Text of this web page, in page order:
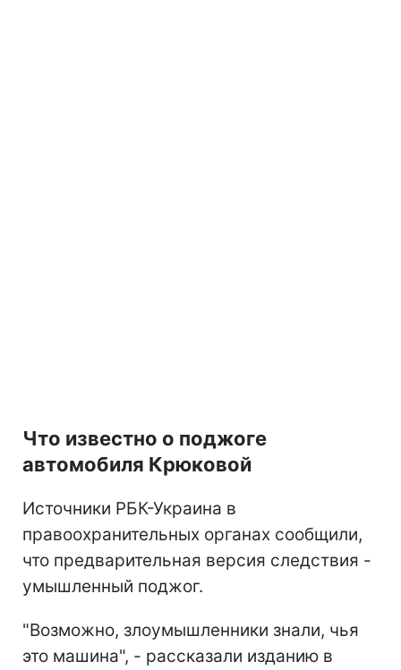
Что известно о поджоге
автомобиля Крюковой
Источники РБК-Украина в
правоохранительных органах сообщили,
что предварительная версия следствия -
умышленный поджог.
"Возможно, злоумышленники знали, чья
это машина", - рассказали изданию в